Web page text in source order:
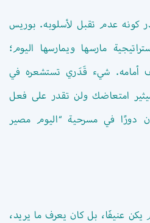
كونه عدم تقبل لأسلوبه. بوريس
مارسها ويمارسها اليوم؛
أمامه. شيء قَدَري تستشعره في
امتعاضك ولن تقدر على فعل
دورًا في مسرحية “اليوم مصير
يكن عنيفَا، بل كان يعرف ما يريد،